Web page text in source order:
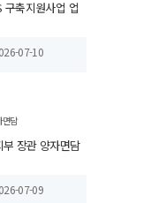
구축지원사업 업
07-10
장관 양자면담
07-09